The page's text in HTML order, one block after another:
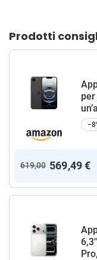
Prodotti
619,00 569,49 €